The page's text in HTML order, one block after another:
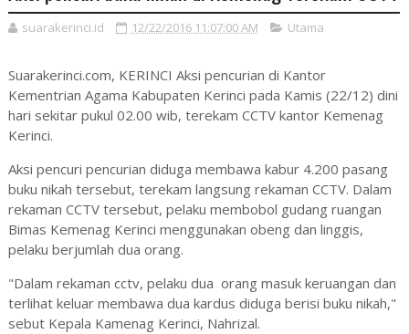
suarakerinci.id 12/22/2016 11:07:00 AM Utama
Suarakerinci.com, KERINCI Aksi pencurian di Kantor
Kementrian Agama Kabupaten Kerinci pada Kamis (22/12) dini
hari sekitar pukul 02.00 wib, terekam CCTV kantor Kemenag
Kerinci.
Aksi pencuri pencurian diduga membawa kabur 4.200 pasang
buku nikah tersebut, terekam langsung rekaman CCTV. Dalam
rekaman CCTV tersebut, pelaku membobol gudang ruangan
Bimas Kemenag Kerinci menggunakan obeng dan linggis,
pelaku berjumlah dua orang.
"Dalam rekaman cctv, pelaku dua orang masuk keruangan dan
terlihat keluar membawa dua kardus diduga berisi buku nikah,"
sebut Kepala Kamenag Kerinci, Nahrizal.